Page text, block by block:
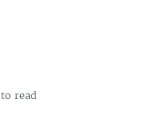
to read